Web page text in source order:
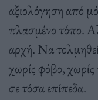
αξιολόγηση από
πλασμένο τόπο.
αρχή. Να
χωρίς φόβο, χωρίς
σε τόσα επίπεδα.